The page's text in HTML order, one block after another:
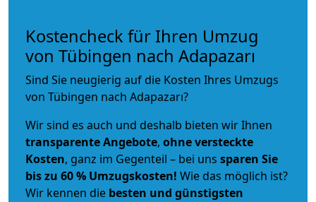
Kostencheck für Ihren Umzug
von Tübingen nach Adapazarı
Sind Sie neugierig auf die Kosten Ihres Umzugs
von Tübingen nach Adapazarı?
Wir sind es auch und deshalb bieten wir Ihnen
transparente Angebote, ohne versteckte
Kosten, ganz im Gegenteil – bei uns sparen Sie
bis zu 60 % Umzugskosten! Wie das möglich ist?
Wir kennen die besten und günstigsten